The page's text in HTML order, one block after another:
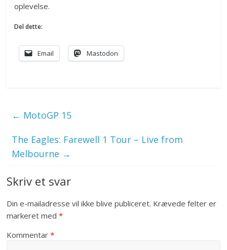
oplevelse.
Del dette:
Email Mastodon
← MotoGP 15
The Eagles: Farewell 1 Tour – Live from
Melbourne →
Skriv et svar
Din e-mailadresse vil ikke blive publiceret. Krævede felter er
markeret med*
Kommentar*